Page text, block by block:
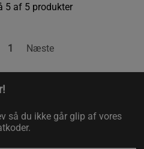
5 af 5 produkter
1 Næste
så du ikke går glip af vores